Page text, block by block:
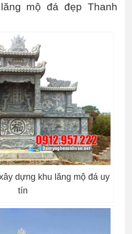
mộ đá đẹp Thanh
dựng khu lăng mộ đá uy
tín